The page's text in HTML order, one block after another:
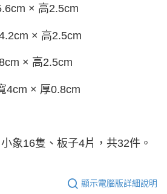
× 高2.5cm
× 高2.5cm
× 高2.5cm
4cm × 厚0.8cm
象16隻、板子4片，共32件。
顯示電腦版詳細說明